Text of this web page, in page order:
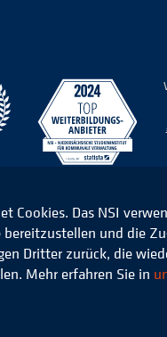
für
Cookies. Das NSI
und die
Dritter zurück, die
Mehr erfahren Sie in